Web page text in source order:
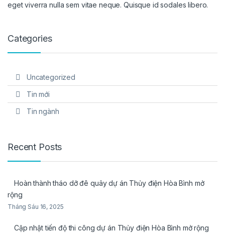
eget viverra nulla sem vitae neque. Quisque id sodales libero.
Categories
Uncategorized
Tin mới
Tin ngành
Recent Posts
Hoàn thành tháo dỡ đê quây dự án Thủy điện Hòa Bình mở
rộng
Tháng Sáu 16, 2025
Cập nhật tiến độ thi công dự án Thủy điện Hòa Bình mở rộng